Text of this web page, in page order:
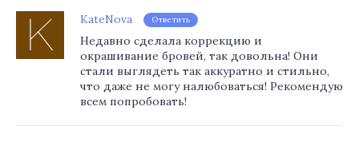
KateNova Ответить
Недавно сделала коррекцию и
окрашивание бровей, так довольна! Они
стали выглядеть так аккуратно и стильно,
что даже не могу налюбоваться! Рекомендую
всем попробовать!